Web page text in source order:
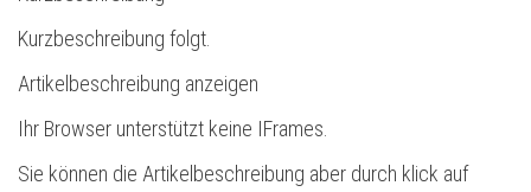
Kurzbeschreibung folgt.
Artikelbeschreibung anzeigen
Ihr Browser unterstützt keine IFrames.
Sie können die Artikelbeschreibung aber durch klick auf